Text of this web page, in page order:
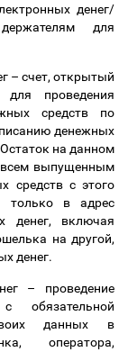
денег/
для
– счет, открытый
для проведения
средств по
денежных
на данном
всем выпущенным
средств с этого
только в адрес
денег, включая
на другой,
денег.
– проведение
обязательной
данных в
оператора,